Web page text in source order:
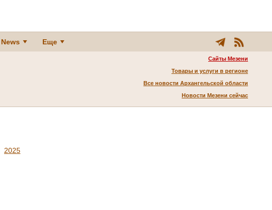
Еще
Сайты Мезени
Товары и услуги в регионе
Все новости Архангельской области
Новости Мезени сейчас
2025